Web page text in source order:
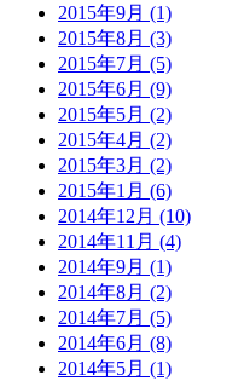
2015年9月 (1)
2015年8月 (3)
2015年7月 (5)
2015年6月 (9)
2015年5月 (2)
2015年4月 (2)
2015年3月 (2)
2015年1月 (6)
2014年12月 (10)
2014年11月 (4)
2014年9月 (1)
2014年8月 (2)
2014年7月 (5)
2014年6月 (8)
2014年5月 (1)